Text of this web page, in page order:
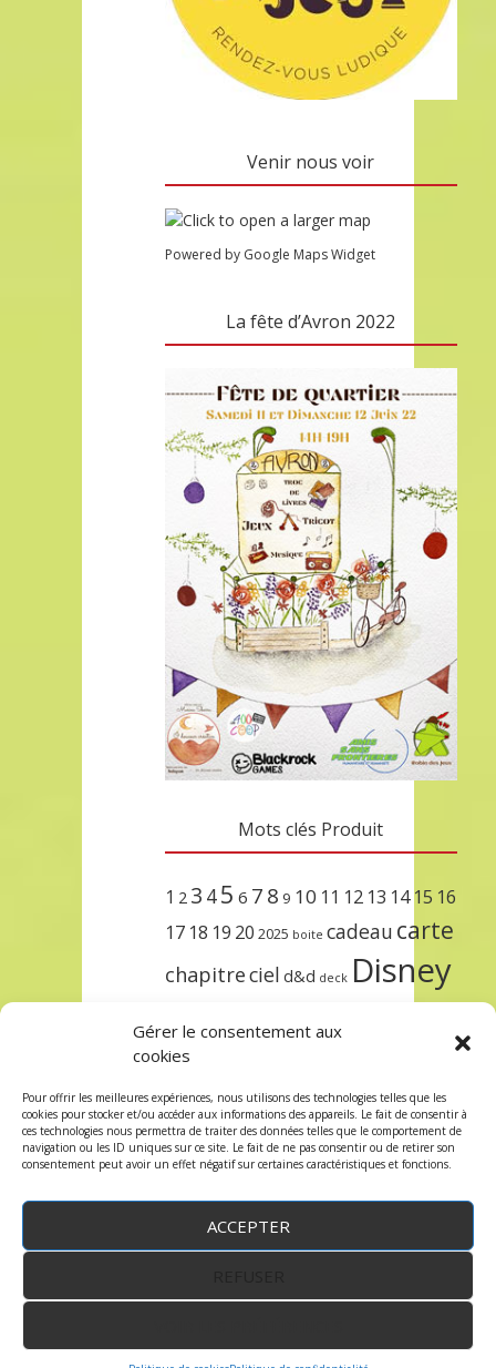
Gérer le consentement aux
cookies
Pour offrir les meilleures expériences, nous utilisons des technologies telles que les
cookies pour stocker et/ou accéder aux informations des appareils. Le fait de consentir à
ces technologies nous permettra de traiter des données telles que le comportement de
navigation ou les ID uniques sur ce site. Le fait de ne pas consentir ou de retirer son
consentement peut avoir un effet négatif sur certaines caractéristiques et fonctions.
ACCEPTER
Venir nous voir
Powered by Google Maps Widget
La fête d’Avron 2022
Mots clés Produit
1 2 3 45 6 7 8 9 10 11 12 13 14 15 16
17 18 19 20 2025 boite cadeau carte
chapitreciel d&d deck Disney
lorcana
protègeprécommandesetsleeve
terre trois unlockursula étincelant
Copyright © 2023 robindesjeux.com -Mentions